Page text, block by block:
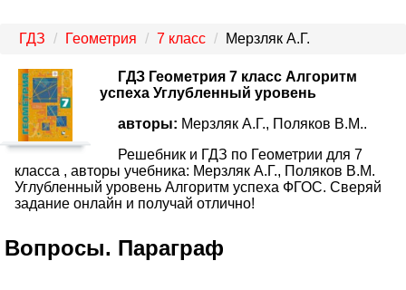
ГДЗ Геометрия 7 класс Мерзляк А.Г.
ГДЗ Геометрия 7 класс Алгоритм
успеха Углубленный уровень
авторы: Мерзляк А.Г., Поляков В.М..
Решебник и ГДЗ по Геометрии для 7
класса , авторы учебника: Мерзляк А.Г., Поляков В.М.
Углубленный уровень Алгоритм успеха ФГОС. Сверяй
задание онлайн и получай отлично!
Вопросы. Параграф